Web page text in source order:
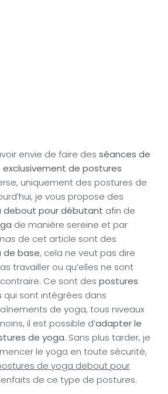
envie de faire des séances de
de postures
uniquement des postures de
je vous propose des
debout pour débutant afin de
de manière sereine et par
de cet article sont des
de base, cela ne veut pas dire
travailler ou qu’elles ne sont
Ce sont des postures
qui sont intégrées dans
de yoga, tous niveaux
il est possible d’adapter le
de yoga. Sans plus tarder, je
le yoga en toute sécurité,
postures de yoga debout pour
de ce type de postures.